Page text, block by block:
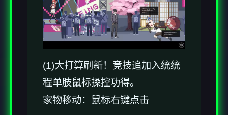
(1)大打算刷新！竞技追加入统统
程单肢鼠标操控功得。
家物移动：鼠标右键点击